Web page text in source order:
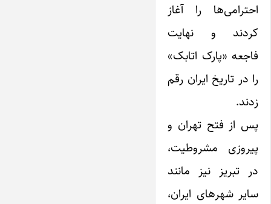
احترامی‌ها را آغاز
کردند و نهایت
فاجعه «پارک اتابک»
را در تاریخ ایران رقم
زدند.
پس از فتح تهران و
پیروزی مشروطیت،
در تبریز نیز مانند
سایر شهرهای ایران،